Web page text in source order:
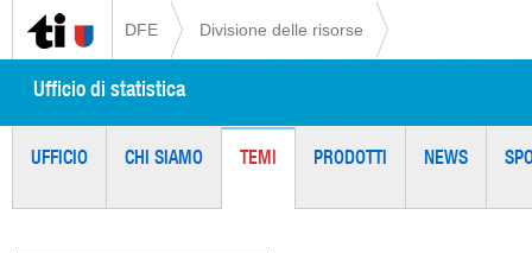
DFE Divisione delle risorse
Ufficio di statistica
UFFICIO CHI SIAMO TEMI PRODOTTI NEWS